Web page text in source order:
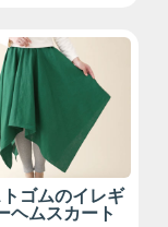
ゴムのイレギ
ヘムスカート